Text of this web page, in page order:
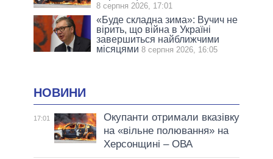
8 серпня 2026, 17:01
«Буде складна зима»: Вучич не
вірить, що війна в Україні
завершиться найближчими
місяцями 8 серпня 2026, 16:05
НОВИНИ
17:01
Окупанти отримали вказівку
на «вільне полювання» на
Херсонщині – ОВА